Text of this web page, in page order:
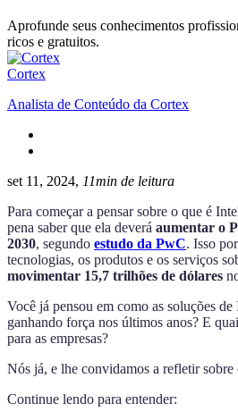
Aprofunde seus conhecimentos
ricos e gratuitos.
Cortex
Analista de Conteúdo da Cortex
set 11, 2024, 11min de leitura
Para começar a pensar sobre o que é
pena saber que ela deverá aumentar o
2030, segundo estudo da PwC. Isso
tecnologias, os produtos e os serviços
movimentar 15,7 trilhões de dólares
Você já pensou em como as soluções
ganhando força nos últimos anos? E
para as empresas?
Nós já, e lhe convidamos a refletir sobre
Continue lendo para entender: